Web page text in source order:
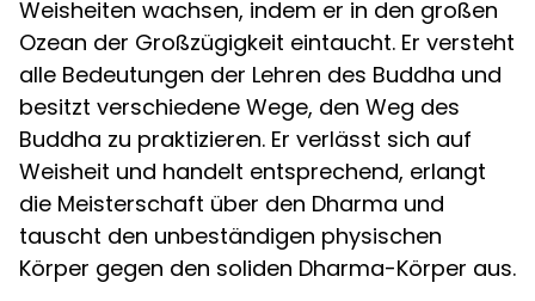
Weisheiten wachsen, indem er in den großen
Ozean der Großzügigkeit eintaucht. Er versteht
alle Bedeutungen der Lehren des Buddha und
besitzt verschiedene Wege, den Weg des
Buddha zu praktizieren. Er verlässt sich auf
Weisheit und handelt entsprechend, erlangt
die Meisterschaft über den Dharma und
tauscht den unbeständigen physischen
Körper gegen den soliden Dharma-Körper aus.